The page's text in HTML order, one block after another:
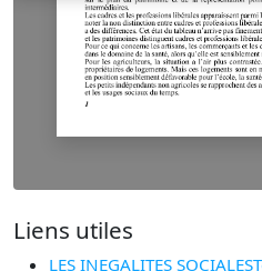
Liens utiles
LES INEGALITES